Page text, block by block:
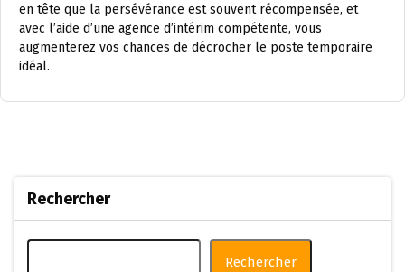
en tête que la persévérance est souvent récompensée, et
avec l’aide d’une agence d’intérim compétente, vous
augmenterez vos chances de décrocher le poste temporaire
idéal.
Rechercher
Rechercher